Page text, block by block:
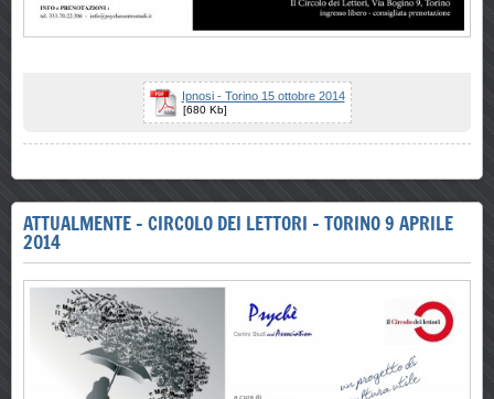
Ipnosi - Torino 15 ottobre 2014
[680 Kb]
ATTUALMENTE - CIRCOLO DEI LETTORI - TORINO 9 APRILE
2014